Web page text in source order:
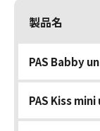
製品名
PAS Babby
PAS Kiss mini